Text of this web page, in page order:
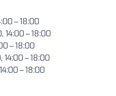
– 18:00
14:00 – 18:00
– 18:00
– 18:00
– 18:00